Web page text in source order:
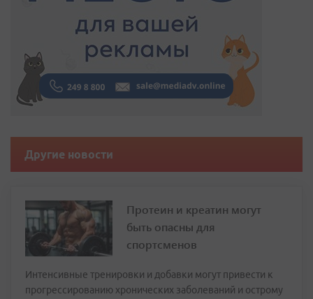
Другие новости
Протеин и креатин могут
быть опасны для
спортсменов
Интенсивные тренировки и добавки могут привести к
прогрессированию хронических заболеваний и острому